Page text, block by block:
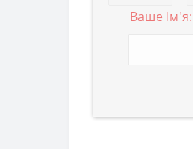
Ваше Ім'я: